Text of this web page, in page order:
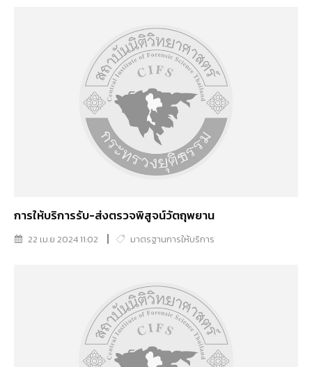
การให้บริการรับ-ส่งตรวจพิสูจน์วัตถุพยาน
22 เม.ย 2024 11:02 มาตรฐานการให้บริการ